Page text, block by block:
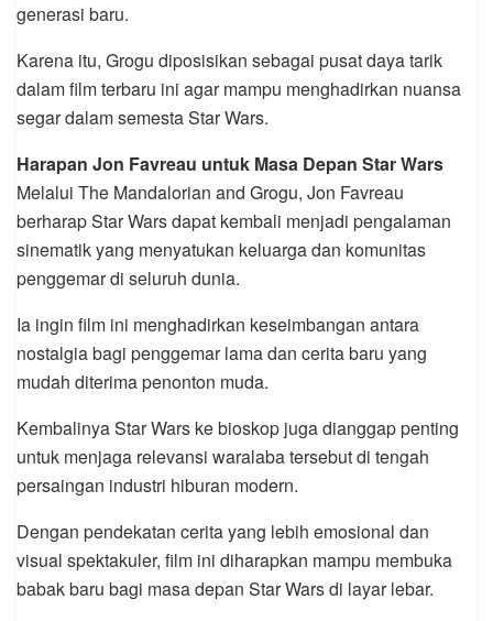
generasi baru.
Karena itu, Grogu diposisikan sebagai pusat daya tarik
dalam film terbaru ini agar mampu menghadirkan nuansa
segar dalam semesta Star Wars.
Harapan Jon Favreau untuk Masa Depan Star Wars
Melalui The Mandalorian and Grogu, Jon Favreau
berharap Star Wars dapat kembali menjadi pengalaman
sinematik yang menyatukan keluarga dan komunitas
penggemar di seluruh dunia.
Ia ingin film ini menghadirkan keseimbangan antara
nostalgia bagi penggemar lama dan cerita baru yang
mudah diterima penonton muda.
Kembalinya Star Wars ke bioskop juga dianggap penting
untuk menjaga relevansi waralaba tersebut di tengah
persaingan industri hiburan modern.
Dengan pendekatan cerita yang lebih emosional dan
visual spektakuler, film ini diharapkan mampu membuka
babak baru bagi masa depan Star Wars di layar lebar.